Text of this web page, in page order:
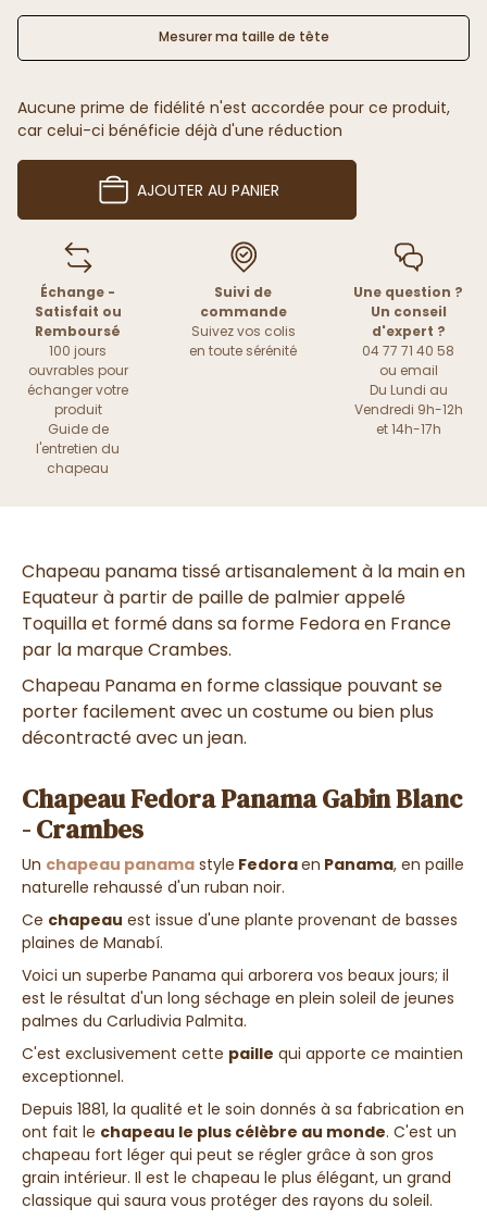
Mesurer ma taille de tête
Aucune prime de fidélité n'est accordée pour ce produit,
car celui-ci bénéficie déjà d'une réduction
AJOUTER AU PANIER
Échange -
Satisfait ou
Remboursé
100 jours
ouvrables pour
échanger votre
produit
Guide de
l'entretien du
chapeau
Suivi de
commande
Suivez vos colis
en toute sérénité
Une question ?
Un conseil
d'expert ?
04 77 71 40 58
ou email
Du Lundi au
Vendredi 9h-12h
et 14h-17h
Chapeau panama tissé artisanalement à la main en
Equateur à partir de paille de palmier appelé
Toquilla et formé dans sa forme Fedora en France
par la marque Crambes.
Chapeau Panama en forme classique pouvant se
porter facilement avec un costume ou bien plus
décontracté avec un jean.
Chapeau Fedora Panama Gabin Blanc
- Crambes
Un chapeau panama style Fedoraen Panama, en paille
naturelle rehaussé d'un ruban noir.
Ce chapeau est issue d'une plante provenant de basses
plaines de Manabí.
Voici un superbe Panama qui arborera vos beaux jours; il
est le résultat d'un long séchage en plein soleil de jeunes
palmes du Carludivia Palmita.
C'est exclusivement cette paille qui apporte ce maintien
exceptionnel.
Depuis 1881, la qualité et le soin donnés à sa fabrication en
ont fait le chapeau le plus célèbre au monde. C'est un
chapeau fort léger qui peut se régler grâce à son gros
grain intérieur. Il est le chapeau le plus élégant, un grand
classique qui saura vous protéger des rayons du soleil.